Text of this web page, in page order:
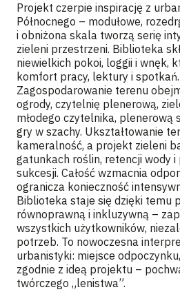
Projekt czerpie inspirację z
Północnego – modułowe,
i obniżona skala tworzą serię
zieleni przestrzeni. Biblioteka
niewielkich pokoi, loggii i wnęk,
komfort pracy, lektury i spotkań.
Zagospodarowanie terenu
ogrody, czytelnię plenerową,
młodego czytelnika, plenerową
gry w szachy. Ukształtowanie
kameralność, a projekt zieleni
gatunkach roślin, retencji wody
sukcesji. Całość wzmacnia
ogranicza konieczność
Biblioteka staje się dzięki temu
równoprawną i inkluzywną –
wszystkich użytkowników,
potrzeb. To nowoczesna
urbanistyki: miejsce
zgodnie z ideą projektu –
twórczego „lenistwa”.